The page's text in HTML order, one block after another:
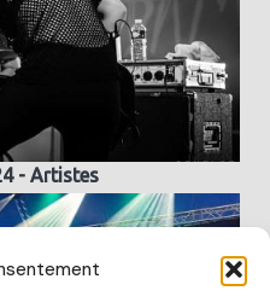
- Artistes